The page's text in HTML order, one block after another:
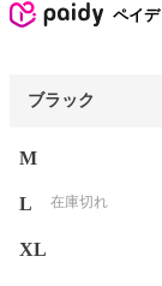
ペイ
ブラック
M
L 在庫切れ
XL